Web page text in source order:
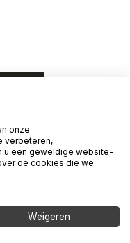
Een
onze
verbeteren,
u een geweldige website-
de cookies die we
Weigeren